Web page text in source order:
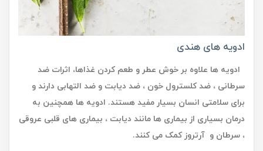
ادویه های هندی
ادویه ها علاوه بر خوش عطر و طعم کردن غذاها، اثرات ضد
سرطانی ، ضد کلسترول خون ، ضد دیابت و ضد التهابی دارند و
برای سلامتی انسان بسیار مفید هستند. ادویه ها همچنین به
درمان بسیاری از بیماری ها مانند دیابت ، بیماری های قلبی عروقی
، سرطان و آرتروز کمک می کنند.